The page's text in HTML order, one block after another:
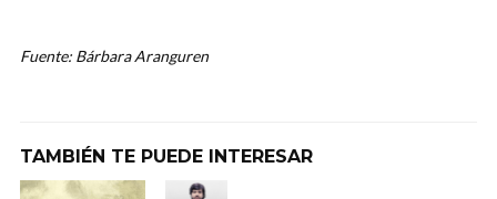
Fuente: Bárbara Aranguren
TAMBIÉN TE PUEDE INTERESAR